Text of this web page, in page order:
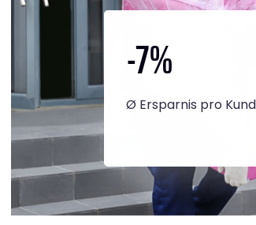
-7%
Ø Ersparnis pro